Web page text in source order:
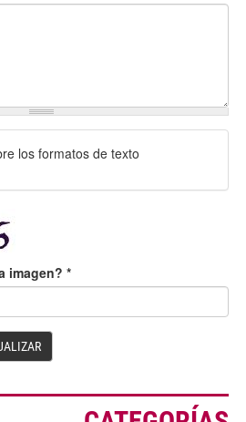
los formatos de texto
imagen? *